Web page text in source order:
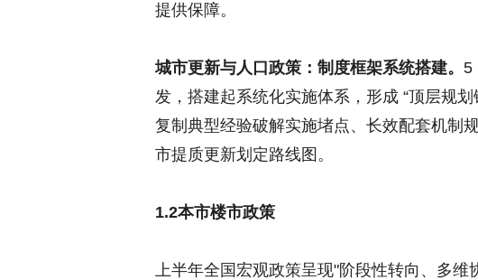
提供保障。
城市更新与人口政策：制度框架系统搭建。 5
发，搭建起系统化实施体系，形成 “顶层规
复制典型经验破解实施堵点、长效配套机制
市提质更新划定路线图。
1.2本市楼市政策
上半年全国宏观政策呈现"阶段性转向、多